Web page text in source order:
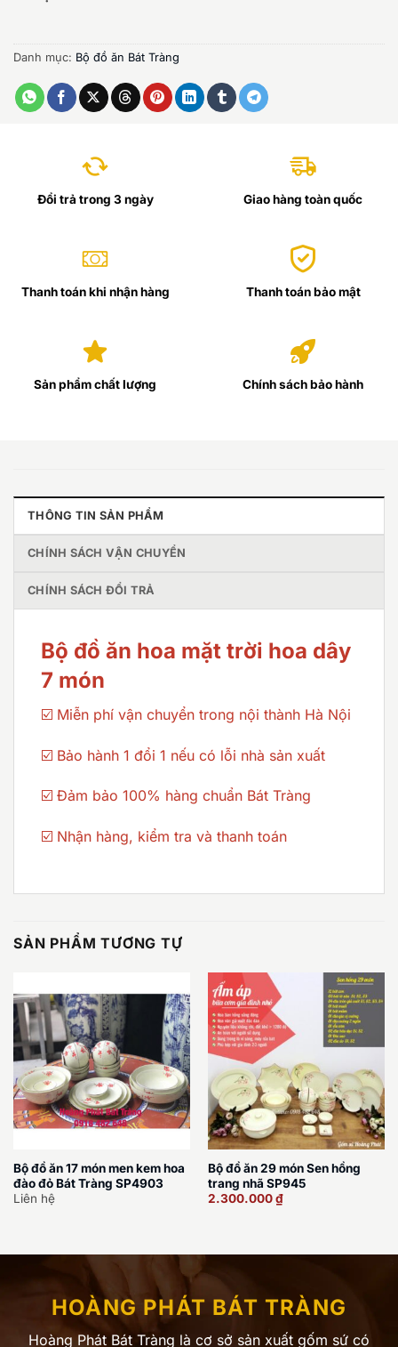
Danh mục: Bộ đồ ăn Bát Tràng
Đổi trả trong 3 ngày Giao hàng toàn quốc
Thanh toán khi nhận hàng Thanh toán bảo mật
Sản phẩm chất lượng Chính sách bảo hành
THÔNG TIN SẢN PHẨM
CHÍNH SÁCH VẬN CHUYỂN
CHÍNH SÁCH ĐỔI TRẢ
Bộ đồ ăn hoa mặt trời hoa dây
7 món
☑️ Miễn phí vận chuyển trong nội thành Hà Nội
☑️ Bảo hành 1 đổi 1 nếu có lỗi nhà sản xuất
☑️ Đảm bảo 100% hàng chuẩn Bát Tràng
☑️ Nhận hàng, kiểm tra và thanh toán
SẢN PHẨM TƯƠNG TỰ
Bộ đồ ăn 17 món men kem hoa
đào đỏ Bát Tràng SP4903
Liên hệ
Bộ đồ ăn 29 món Sen hồng
trang nhã SP945
2.300.000₫
HOÀNG PHÁT BÁT TRÀNG
Hoàng Phát Bát Tràng là cơ sở sản xuất gốm sứ có